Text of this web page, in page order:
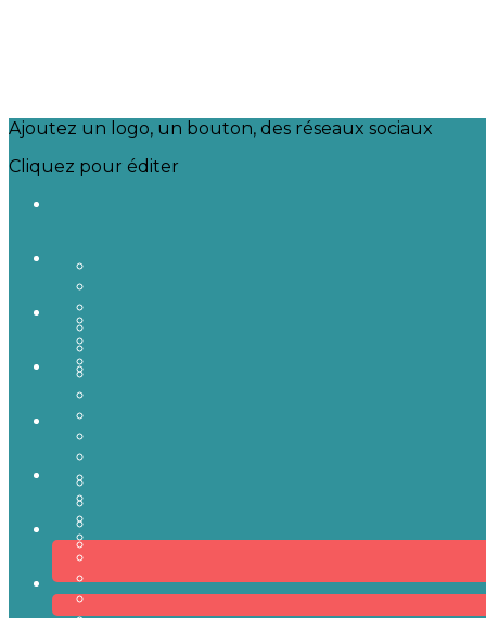
Ajoutez un logo, un bouton, des réseaux sociaux
Cliquez pour éditer